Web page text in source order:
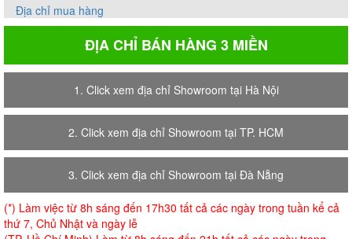
Địa chỉ mua hàng
ĐỊA CHỈ BÁN HÀNG 3 MIỀN
1. Click xem địa chỉ Showroom tại Hà Nội
2. Click xem địa chỉ Showroom tại TP. HCM
3. Click xem địa chỉ Showroom tại Đà Nẵng
(*) Làm việc từ 8h sáng đến 17h30 tất cả các ngày trong tuần kể cả
thứ 7, Chủ Nhật và ngày lễ